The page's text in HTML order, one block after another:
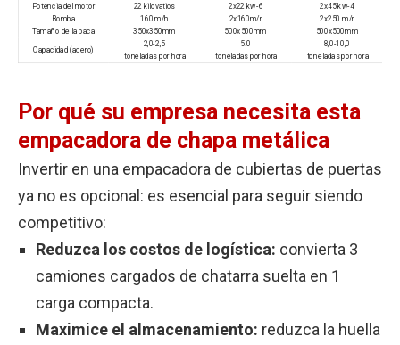
Potencia del motor 22 kilovatios 2x22 kw-6 2x45 kw-4
Bomba 160 m/h 2x160m/r
2x250 m/r
Tamaño de la paca
350x350mm 500x500mm 500x500mm
Capacidad (acero)
2,0-2,5
toneladas por hora
5.0
toneladas por hora
8,0-10,0
toneladas por hora
Por qué su empresa necesita esta
empacadora de chapa metálica
Invertir en una empacadora de cubiertas de puertas
ya no es opcional: es esencial para seguir siendo
competitivo:
Reduzca los costos de logística: convierta 3
camiones cargados de chatarra suelta en 1
carga compacta.
Maximice el almacenamiento: reduzca la huella